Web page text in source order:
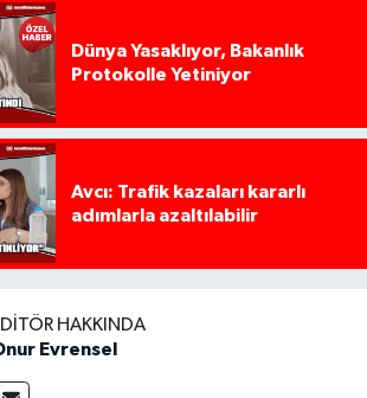
Dünya Yasaklıyor, Bakanlık
Protokolle Yetiniyor
Avcı: Trafik kazaları kararlı
adımlarla azaltılabilir
HAKKINDA
Evrensel